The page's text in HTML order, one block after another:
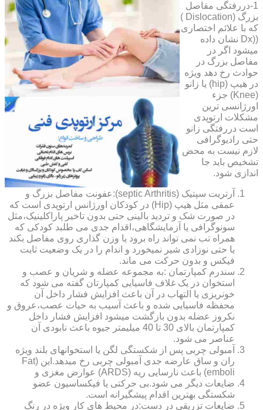
1-دررفتگی مفاصل
بزرگ (Dislocation )
که با علائم اختصاری
((Dx نشان داده
میشود اگر در
مفاصل بزرگ در
حوادث رخ دهد ویژه
در هیپ (hip) یا زانو
(Knee) جزء
اورژانسی ترین
مشکلات ارتوپدی
است دررفتگی زانو
حتی رادیوگرافی
لازم نیست به محض
تشخیص باید جا
اندازی شود.
آرتریت سپتیک (septic Arthritis):عفونت مفاصل بزرگ و
عمقی مثل هیپ (Hip) در کودکان اورژانس ارتوپدی است که
در صورت شک و تردید بالینی حتی بدون تاخیر پاراکلینیک،مثل
سونوگرافی یا آزمایشگاهی،اقدام جدی می طلبد کودکی که
همراه تب نمی تواند راه برود یا وزن گذاری روی مفاصل بکند
یا حتی نوزادی شیر نمیخورد و اندام را در یک وضعیت ثابت
فیکس و بدون حرکت می ماند.
سندرم کمپارتمان :به مجموعه عضله و شریان و عصب و
استخوان در یک غلاف فاسیایی کمپارتان گفته می شود که
خونریزی یا التهاب در آن باعث افزایش فشار داخل آن
محفظه فاسیایی شده و باعث آسیب به حیات عصب،عروق و
نکروز عضله بدون بازگشت میشود افزایش فشار داخل
کمپارتمان بالای 30 تا 40 میلیمتر جیوه باعث نابودی آن
عناصر می شود.
آمبولی چربی پس از شکستگی لگن یا استخوانهای بلند ویژه
ران و ساق عارضه جدی آمبولی چربی رخ میدهد.این (Fat
emboli) باعث نارسایی ریه (ARDS) عوارض مغزی و
ضایعات دیگر می شود.بی حرکتی یا فیکساسیون عضو
شکستگی بهترین اقدام پیشگیرانه است.
ضایعات تزریقی در دست:در محیط های کار ویژه در رنگ